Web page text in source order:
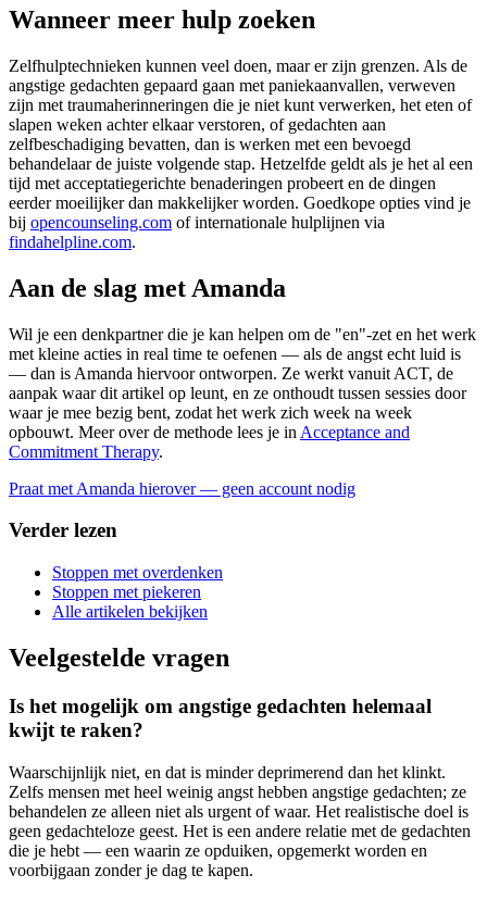
Wanneer meer hulp zoeken
Zelfhulptechnieken kunnen veel doen, maar er zijn grenzen. Als de
angstige gedachten gepaard gaan met paniekaanvallen, verweven
zijn met traumaherinneringen die je niet kunt verwerken, het eten of
slapen weken achter elkaar verstoren, of gedachten aan
zelfbeschadiging bevatten, dan is werken met een bevoegd
behandelaar de juiste volgende stap. Hetzelfde geldt als je het al een
tijd met acceptatiegerichte benaderingen probeert en de dingen
eerder moeilijker dan makkelijker worden. Goedkope opties vind je
bij opencounseling.com of internationale hulplijnen via
findahelpline.com.
Aan de slag met Amanda
Wil je een denkpartner die je kan helpen om de "en"-zet en het werk
met kleine acties in real time te oefenen — als de angst echt luid is
— dan is Amanda hiervoor ontworpen. Ze werkt vanuit ACT, de
aanpak waar dit artikel op leunt, en ze onthoudt tussen sessies door
waar je mee bezig bent, zodat het werk zich week na week
opbouwt. Meer over de methode lees je in Acceptance and
Commitment Therapy.
Praat met Amanda hierover — geen account nodig
Verder lezen
Stoppen met overdenken
Stoppen met piekeren
Alle artikelen bekijken
Veelgestelde vragen
Is het mogelijk om angstige gedachten helemaal
kwijt te raken?
Waarschijnlijk niet, en dat is minder deprimerend dan het klinkt.
Zelfs mensen met heel weinig angst hebben angstige gedachten; ze
behandelen ze alleen niet als urgent of waar. Het realistische doel is
geen gedachteloze geest. Het is een andere relatie met de gedachten
die je hebt — een waarin ze opduiken, opgemerkt worden en
voorbijgaan zonder je dag te kapen.